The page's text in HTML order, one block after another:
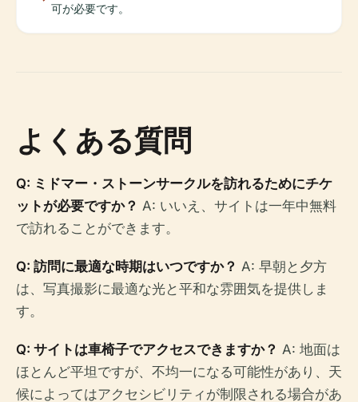
可が必要です。
よくある質問
Q: ミドマー・ストーンサークルを訪れるためにチケ
ットが必要ですか？ A: いいえ、サイトは一年中無料
で訪れることができます。
Q: 訪問に最適な時期はいつですか？ A: 早朝と夕方
は、写真撮影に最適な光と平和な雰囲気を提供しま
す。
Q: サイトは車椅子でアクセスできますか？ A: 地面は
ほとんど平坦ですが、不均一になる可能性があり、天
候によってはアクセシビリティが制限される場合があ